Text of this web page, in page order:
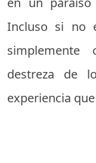
Incluso si no
destreza de
experiencia